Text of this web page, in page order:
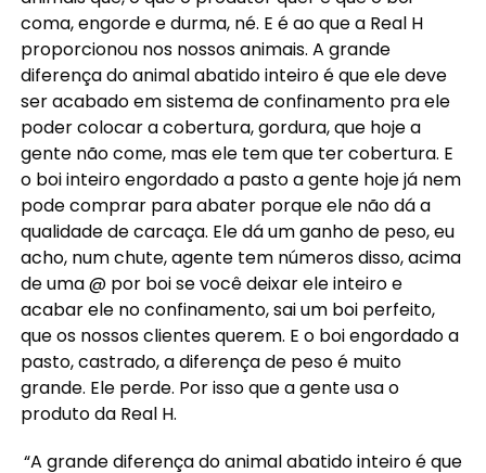
coma, engorde e durma, né. E é ao que a Real H
proporcionou nos nossos animais. A grande
diferença do animal abatido inteiro é que ele deve
ser acabado em sistema de confinamento pra ele
poder colocar a cobertura, gordura, que hoje a
gente não come, mas ele tem que ter cobertura. E
o boi inteiro engordado a pasto a gente hoje já nem
pode comprar para abater porque ele não dá a
qualidade de carcaça. Ele dá um ganho de peso, eu
acho, num chute, agente tem números disso, acima
de uma @ por boi se você deixar ele inteiro e
acabar ele no confinamento, sai um boi perfeito,
que os nossos clientes querem. E o boi engordado a
pasto, castrado, a diferença de peso é muito
grande. Ele perde. Por isso que a gente usa o
produto da Real H.
“A grande diferença do animal abatido inteiro é que